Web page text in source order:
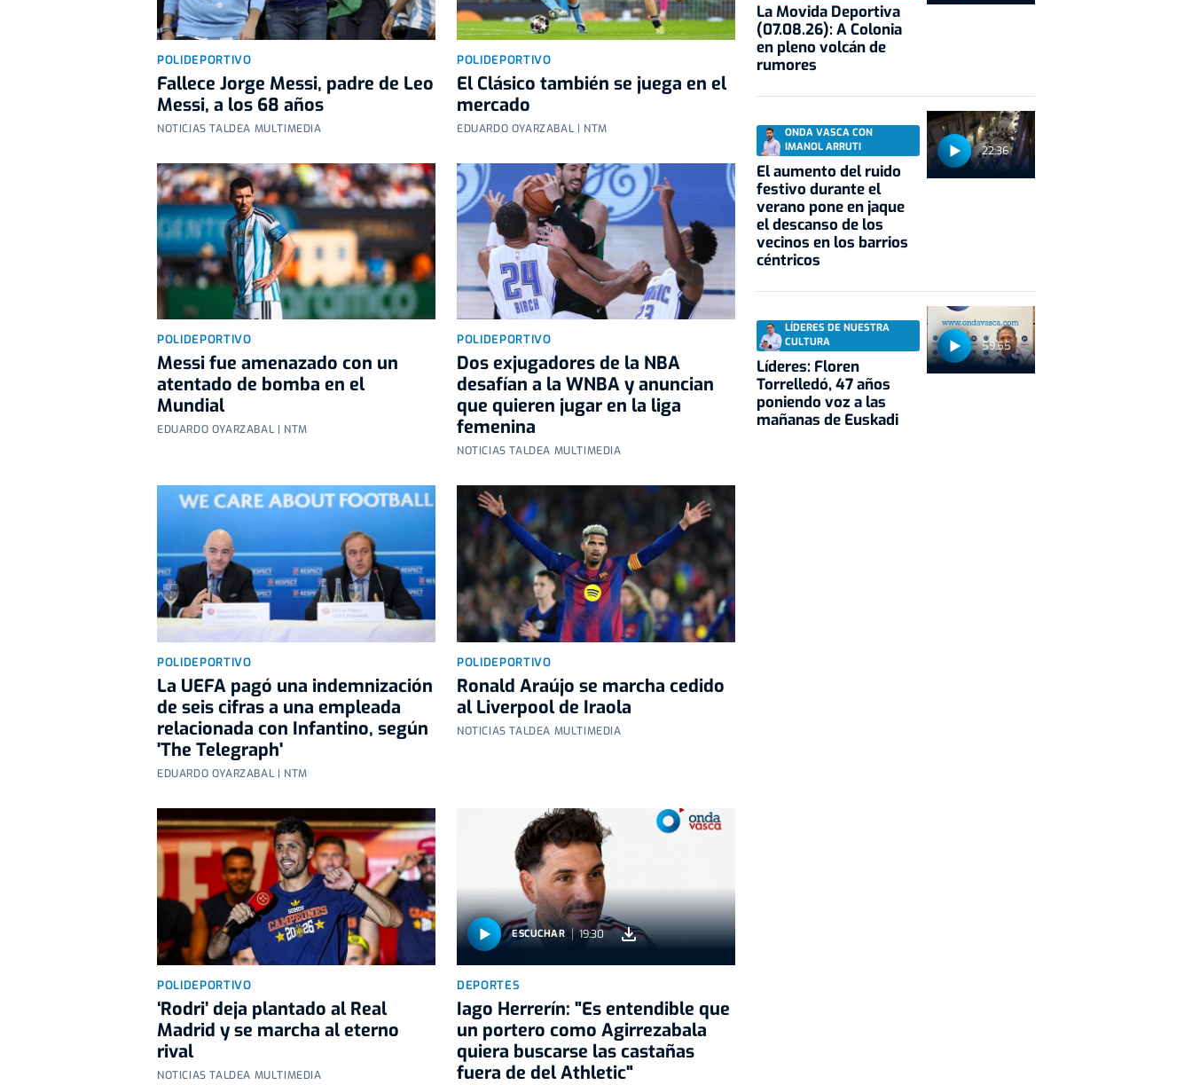
POLIDEPORTIVO
Fallece Jorge Messi, padre de Leo
Messi, a los 68 años
NOTICIAS TALDEA MULTIMEDIA
POLIDEPORTIVO
El Clásico también se juega en el
mercado
EDUARDO OYARZABAL | NTM
POLIDEPORTIVO
Messi fue amenazado con un
atentado de bomba en el
Mundial
EDUARDO OYARZABAL | NTM
POLIDEPORTIVO
Dos exjugadores de la NBA
desafían a la WNBA y anuncian
que quieren jugar en la liga
femenina
NOTICIAS TALDEA MULTIMEDIA
POLIDEPORTIVO
La UEFA pagó una indemnización
de seis cifras a una empleada
relacionada con Infantino, según
'The Telegraph'
EDUARDO OYARZABAL | NTM
POLIDEPORTIVO
Ronald Araújo se marcha cedido
al Liverpool de Iraola
NOTICIAS TALDEA MULTIMEDIA
POLIDEPORTIVO
‘Rodri’ deja plantado al Real
Madrid y se marcha al eterno
rival
NOTICIAS TALDEA MULTIMEDIA
ESCUCHAR 19:30
DEPORTES
Iago Herrerín: "Es entendible que
un portero como Agirrezabala
quiera buscarse las castañas
fuera de del Athletic"
La Movida Deportiva
(07.08.26): A Colonia
en pleno volcán de
rumores
22:36
ONDA VASCA CON
IMANOL ARRUTI
El aumento del ruido
festivo durante el
verano pone en jaque
el descanso de los
vecinos en los barrios
céntricos
59:55
LÍDERES DE NUESTRA
CULTURA
Líderes: Floren
Torrelledó, 47 años
poniendo voz a las
mañanas de Euskadi